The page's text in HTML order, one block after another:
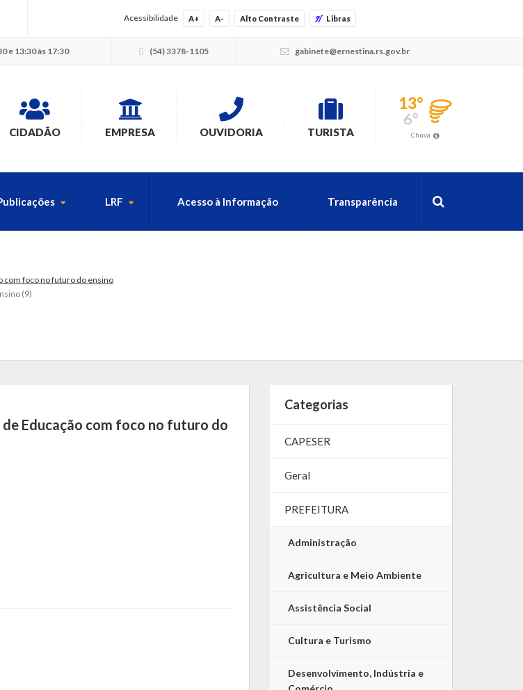
Acessibilidade A+ A- Alto Contraste Libras
e 13:30 às 17:30 (54) 3378-1105 gabinete@ernestina.rs.gov.br
CIDADÃO EMPRESA OUVIDORIA TURISTA
13°
6°
Chuva
LRF Acesso à Informação Transparência
com foco no futuro do ensino
(9)
Educação com foco no futuro do
Categorias
CAPESER
Geral
PREFEITURA
Administração
Agricultura e Meio Ambiente
Assistência Social
Cultura e Turismo
Desenvolvimento, Indústria e